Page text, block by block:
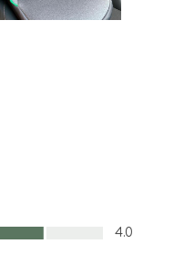
4.0